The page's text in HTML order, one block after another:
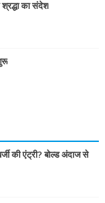
का संदेश
की एंट्री? बोल्ड अंदाज से